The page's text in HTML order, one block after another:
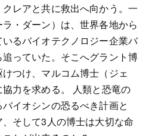
レアと共に救出へ向かう。一
・ダーン）は、世界各地から
るバイオテクノロジー企業バ
っていた。そこへグラント博
つけ、マルコム博士（ジェ
力を求める。 人類と恐竜の
イオシンの恐るべき計画と
そして3人の博士は大切な命